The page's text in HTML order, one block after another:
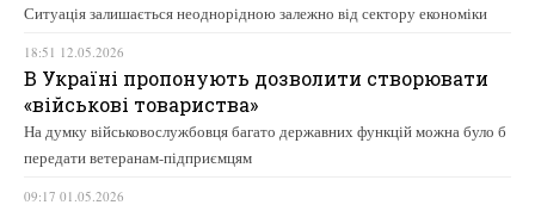
Ситуація залишається неоднорідною залежно від сектору економіки
18:51 12.05.2026
В Україні пропонують дозволити створювати
«військові товариства»
На думку військовослужбовця багато державних функцій можна було б
передати ветеранам-підприємцям
09:17 01.05.2026